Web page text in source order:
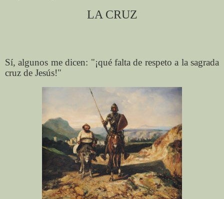
LA CRUZ
Sí, algunos me dicen: "¡qué falta de respeto a la sagrada
cruz de Jesús!"